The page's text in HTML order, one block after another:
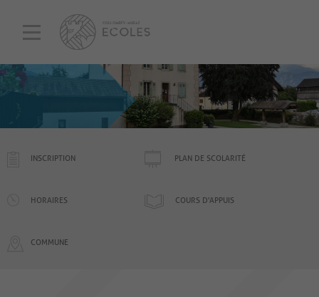
INSCRIPTION PLAN DE SCOLARITÉ
HORAIRES COURS D'APPUIS
COMMUNE